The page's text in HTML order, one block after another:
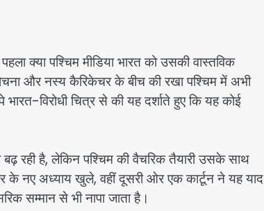
क्या पश्चिम मीडिया भारत को उसकी वास्तविक
और नस्य कैरिकेचर के बीच की रखा पश्चिम में अभी
विरोधी चित्र से की यह दर्शाते हुए कि यह कोई
बढ़ रही है, लेकिन पश्चिम की वैचरिक तैयारी उसके साथ
के नए अध्याय खुले, वहीं दूसरी ओर एक कार्टून ने यह याद
सम्मान से भी नापा जाता है।